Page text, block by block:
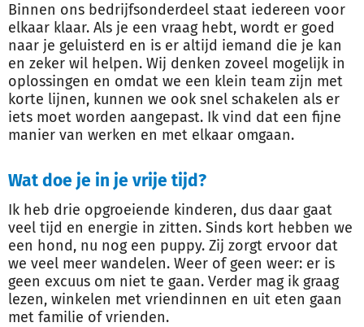
Binnen ons bedrijfsonderdeel staat iedereen voor
elkaar klaar. Als je een vraag hebt, wordt er goed
naar je geluisterd en is er altijd iemand die je kan
en zeker wil helpen. Wij denken zoveel mogelijk in
oplossingen en omdat we een klein team zijn met
korte lijnen, kunnen we ook snel schakelen als er
iets moet worden aangepast. Ik vind dat een fijne
manier van werken en met elkaar omgaan.
Wat doe je in je vrije tijd?
Ik heb drie opgroeiende kinderen, dus daar gaat
veel tijd en energie in zitten. Sinds kort hebben we
een hond, nu nog een puppy. Zij zorgt ervoor dat
we veel meer wandelen. Weer of geen weer: er is
geen excuus om niet te gaan. Verder mag ik graag
lezen, winkelen met vriendinnen en uit eten gaan
met familie of vrienden.